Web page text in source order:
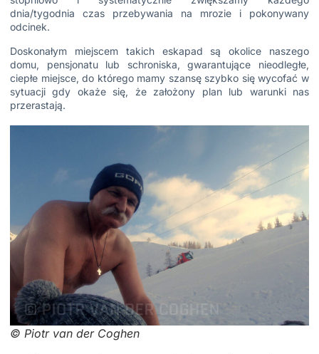
dnia/tygodnia czas przebywania na mrozie i pokonywany
odcinek.
Doskonałym miejscem takich eskapad są okolice naszego
domu, pensjonatu lub schroniska, gwarantujące nieodległe,
ciepłe miejsce, do którego mamy szansę szybko się wycofać w
sytuacji gdy okaże się, że założony plan lub warunki nas
przerastają.
© Piotr van der Coghen